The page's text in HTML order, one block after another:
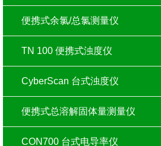
便携式余氯/总氯测量仪
TN 100 便携式浊度仪
CyberScan 台式浊度仪
便携式总溶解固体量测量仪
CON700 台式电导率仪